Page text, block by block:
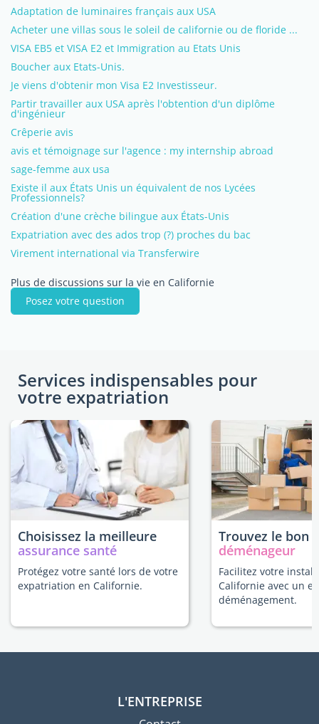
Adaptation de luminaires français aux USA
Acheter une villas sous le soleil de californie ou de floride ...
VISA EB5 et VISA E2 et Immigration au Etats Unis
Boucher aux Etats-Unis.
Je viens d'obtenir mon Visa E2 Investisseur.
Partir travailler aux USA après l'obtention d'un diplôme
d'ingénieur
Crêperie avis
avis et témoignage sur l'agence : my internship abroad
sage-femme aux usa
Existe il aux États Unis un équivalent de nos Lycées
Professionnels?
Création d'une crèche bilingue aux États-Unis
Expatriation avec des ados trop (?) proches du bac
Virement international via Transferwire
Plus de discussions sur la vie en Californie
Posez votre question
Services indispensables pour
votre expatriation
Choisissez la meilleure
assurance santé
Protégez votre santé lors de votre
expatriation en Californie.
Trouvez le bon
déménageur
Facilitez votre
Californie avec un
déménagement.
L'ENTREPRISE